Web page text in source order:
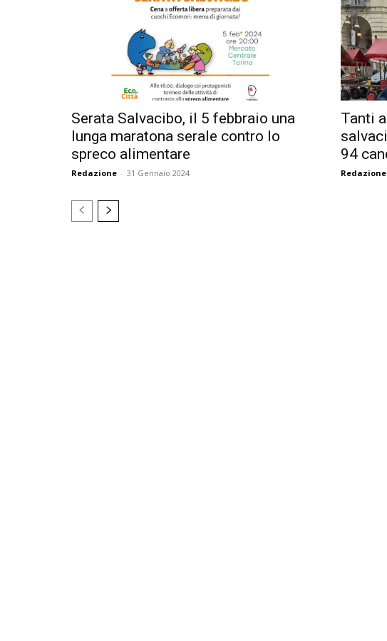
Serata Salvacibo, il 5 febbraio una
lunga maratona serale contro lo
spreco alimentare
Redazione - 31 Gennaio 2024
Tanti
94
Redazione